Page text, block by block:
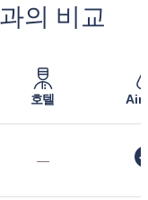
의 비교
호텔
—